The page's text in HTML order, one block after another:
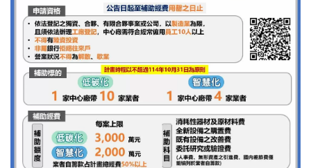
Pemasok Mesin Pengemas
Horizontal Yang Terdaftar Di
Taiwan. | Sistem Kemasan
Inovatif: Meningkatkan
Keamanan Dan Kualitas
Makanan Untuk Bisnis Global